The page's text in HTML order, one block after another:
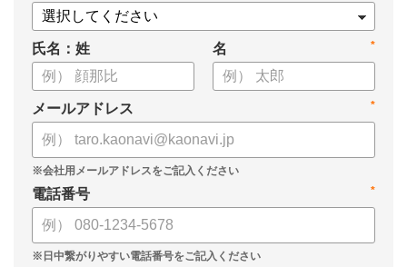
氏名：姓 *
名
*
メールアドレス
*
電話番号